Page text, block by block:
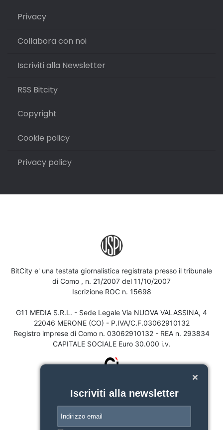
Privacy
Collabora con noi
Iscriviti alla Newsletter
RSS Bitcity
Copyright
Cookie policy
Privacy policy
BitCity e' una testata giornalistica registrata presso il tribunale
di Como , n. 21/2007 del 11/10/2007
Iscrizione ROC n. 15698
G11 MEDIA S.R.L. - Sede Legale Via NUOVA VALASSINA, 4
22046 MERONE (CO) - P.IVA/C.F.03062910132
Registro imprese di Como n. 03062910132 - REA n. 293834
CAPITALE SOCIALE Euro 30.000 i.v.
Iscriviti alla newsletter